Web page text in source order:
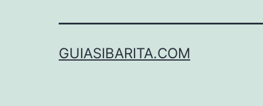
GUIASIBARITA.COM